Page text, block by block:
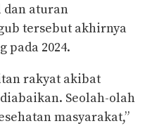
dan aturan
tersebut akhirnya
pada 2024.
rakyat akibat
Seolah-olah
masyarakat,”